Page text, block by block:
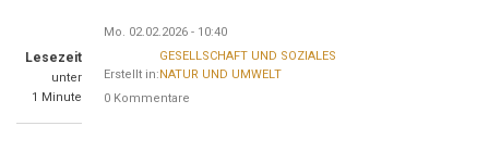
Lesezeit
unter
1 Minute
Mo. 02.02.2026 - 10:40
Erstellt in:
GESELLSCHAFT UND SOZIALES
NATUR UND UMWELT
0 Kommentare